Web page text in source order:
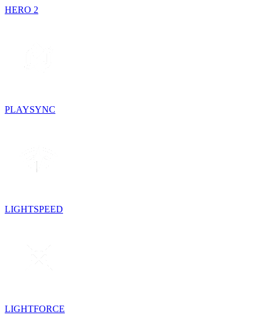
HERO 2
PLAYSYNC
LIGHTSPEED
LIGHTFORCE